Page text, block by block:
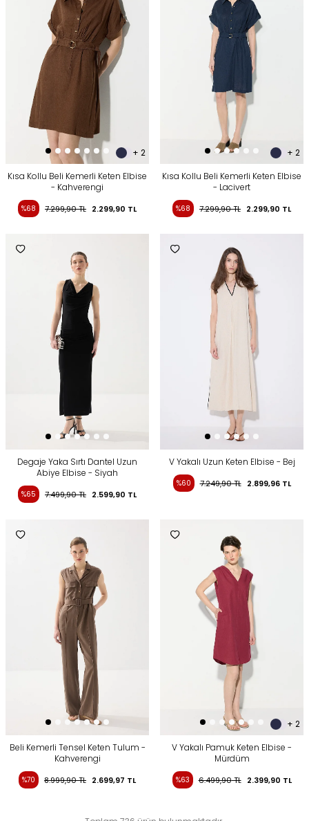
+ 2
Kısa Kollu Beli Kemerli Keten Elbise
- Kahverengi
%68 7.299,90TL 2.299,90 TL
+ 2
Kısa Kollu Beli Kemerli Keten Elbise
- Lacivert
%68 7.299,90TL 2.299,90 TL
Degaje Yaka Sırtı Dantel Uzun
Abiye Elbise - Siyah
%65 7.499,90TL 2.599,90 TL
V Yakalı Uzun Keten Elbise - Bej
%60 7.249,90TL 2.899,96TL
Beli Kemerli Tensel Keten Tulum -
Kahverengi
%70 8.999,90TL 2.699,97 TL
+ 2
V Yakalı Pamuk Keten Elbise -
Mürdüm
%63 6.499,90TL 2.399,90 TL